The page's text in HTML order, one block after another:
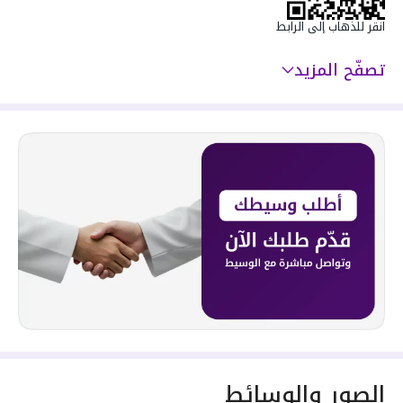
بوفيه وفتحة في السقف داخل صالة النساء
ثانيا الدور الارضي :
ومدخل وصالة استقبال نساء كبيرة
وحمام ومدخل سيارة صممت
كافة الصالات بطريقة
مبتكرة قابلة للفتح مع بعضها او فصلها حسب رغبة العميل
انقر للذهاب إلى الرابط
تصفّح المزيد
الصور والوسائط